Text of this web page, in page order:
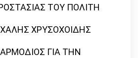
ΤΟΥ ΠΟΛΙΤΗ
ΧΡΥΣΟΧΟΙΔΗΣ
ΓΙΑ ΤΗΝ